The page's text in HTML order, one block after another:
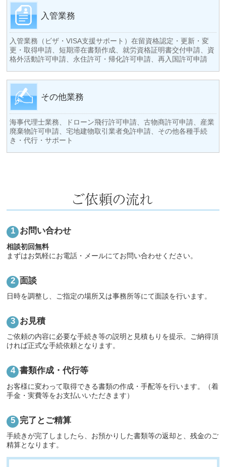
入管業務
入管業務（ビザ・VISA支援サポート）在留資格認定・更新・変
更・取得申請、短期滞在書類作成、就労資格証明書交付申請、資
格外活動許可申請、永住許可・帰化許可申請、再入国許可申請
その他業務
海事代理士業務、ドローン飛行許可申請、古物商許可申請、産業
廃棄物許可申請、宅地建物取引業者免許申請、その他各種手続
き・代行・サポート
お問い合わせ
相談初回無料
まずはお気軽にお電話・メールにてお問い合わせください。
面談
日時を調整し、ご指定の場所又は事務所等にて面談を行います。
お見積
ご依頼の内容に必要な手続き等の説明と見積もりを提示。ご納得頂
ければ正式な手続依頼となります。
書類作成・代行等
お客様に変わって取得できる書類の作成・手配等を行います。（着
手金・実費等をお支払いいただきます）
完了とご精算
手続きが完了しましたら、お預かりした書類等の返却と、残金のご
精算となります。